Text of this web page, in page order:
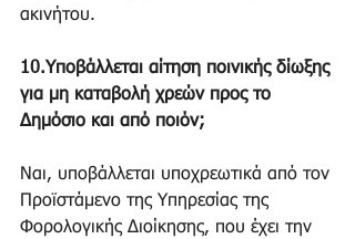
ακινήτου.
10.Υποβάλλεται αίτηση ποινικής δίωξης
για μη καταβολή χρεών προς το
Δημόσιο και από ποιόν;
Ναι, υποβάλλεται υποχρεωτικά από τον
Προϊστάμενο της Υπηρεσίας της
Φορολογικής Διοίκησης, που έχει την